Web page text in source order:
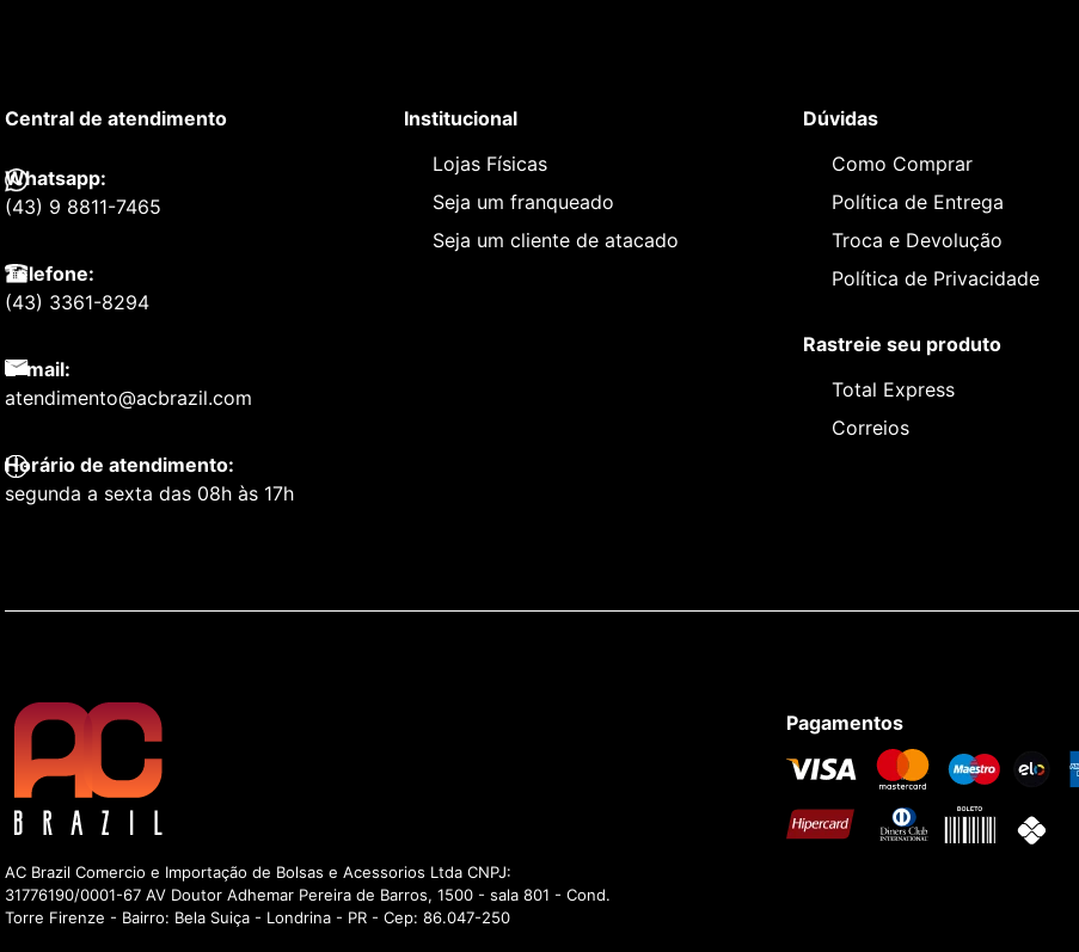
Central de atendimento
Whatsapp:
(43) 9 8811-7465
Telefone:
(43) 3361-8294
E-mail:
atendimento@acbrazil.com
Horário de atendimento:
segunda a sexta das 08h às 17h
Institucional
Lojas Físicas
Seja um franqueado
Seja um cliente de atacado
Dúvidas
Como Comprar
Política de Entrega
Troca e Devolução
Política de Privacidade
Rastreie seu produto
Total Express
Correios
AC Brazil Comercio e Importação de Bolsas e Acessorios Ltda CNPJ:
31776190/0001-67 AV Doutor Adhemar Pereira de Barros, 1500 - sala 801 - Cond.
Torre Firenze - Bairro: Bela Suiça - Londrina - PR - Cep: 86.047-250
Pagamentos